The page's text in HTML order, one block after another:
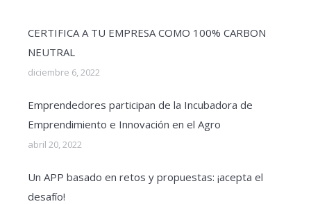
CERTIFICA A TU EMPRESA COMO 100% CARBON
NEUTRAL
diciembre 6, 2022
Emprendedores participan de la Incubadora de
Emprendimiento e Innovación en el Agro
abril 20, 2022
Un APP basado en retos y propuestas: ¡acepta el
desafío!